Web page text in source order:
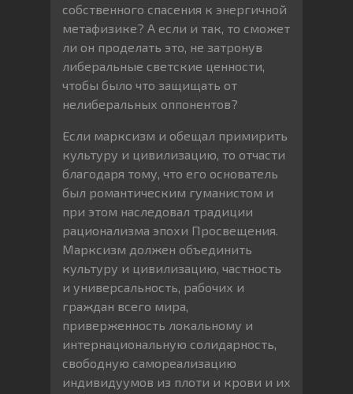
собственного спасения к энергичной
метафизике? А если и так, то сможет
ли он проделать это, не затронув
либеральные светские ценности,
чтобы было что защищать от
нелиберальных оппонентов?
Если марксизм и обещал примирить
культуру и цивилизацию, то отчасти
благодаря тому, что его основатель
был романтическим гуманистом и
при этом наследовал традиции
рационализма эпохи Просвещения.
Марксизм должен объединить
культуру и цивилизацию, частность
и универсальность, рабочих и
граждан всего мира,
приверженность локальному и
интернациональную солидарность,
свободную самореализацию
индивидуумов из плоти и крови и их